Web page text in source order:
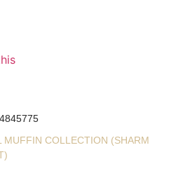
MUFFIN COLLECTION (SHARM